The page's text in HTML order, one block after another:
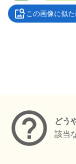
この画像に似
どう
該当